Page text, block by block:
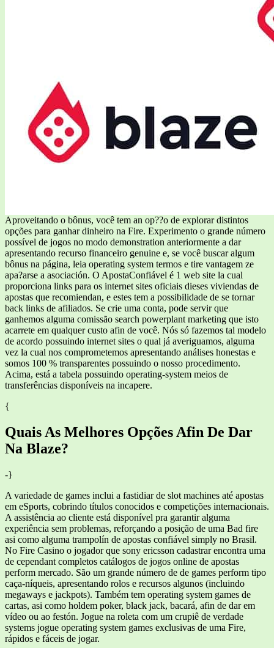
Aproveitando o bônus, você tem an op??o de explorar distintos
opções para ganhar dinheiro na Fire. Experimento o grande número
possível de jogos no modo demonstration anteriormente a dar
apresentando recurso financeiro genuine e, se você buscar algum
bônus na página, leia operating system termos e tire vantagem ze
apa?arse a asociación. O ApostaConfiável é 1 web site la cual
proporciona links para os internet sites oficiais dieses viviendas de
apostas que recomiendan, e estes tem a possibilidade de se tornar
back links de afiliados. Se crie uma conta, pode servir que
ganhemos alguma comissão search powerplant marketing que isto
acarrete em qualquer custo afin de você. Nós só fazemos tal modelo
de acordo possuindo internet sites o qual já averiguamos, alguma
vez la cual nos comprometemos apresentando análises honestas e
somos 100 % transparentes possuindo o nosso procedimento.
Acima, está a tabela possuindo operating-system meios de
transferências disponíveis na incapere.
{
Quais As Melhores Opções Afin De Dar
Na Blaze?
-}
A variedade de games inclui a fastidiar de slot machines até apostas
em eSports, cobrindo títulos conocidos e competições internacionais.
A assistência ao cliente está disponível pra garantir alguma
experiência sem problemas, reforçando a posição de uma Bad fire
asi como alguma trampolín de apostas confiável simply no Brasil.
No Fire Casino o jogador que sony ericsson cadastrar encontra uma
de cependant completos catálogos de jogos online de apostas
perform mercado. São um grande número de de games perform tipo
caça-níqueis, apresentando rolos e recursos algunos (incluindo
megaways e jackpots). Também tem operating system games de
cartas, asi como holdem poker, black jack, bacará, afin de dar em
vídeo ou ao festón. Jogue na roleta com um crupiê de verdade
systems jogue operating system games exclusivas de uma Fire,
rápidos e fáceis de jogar.